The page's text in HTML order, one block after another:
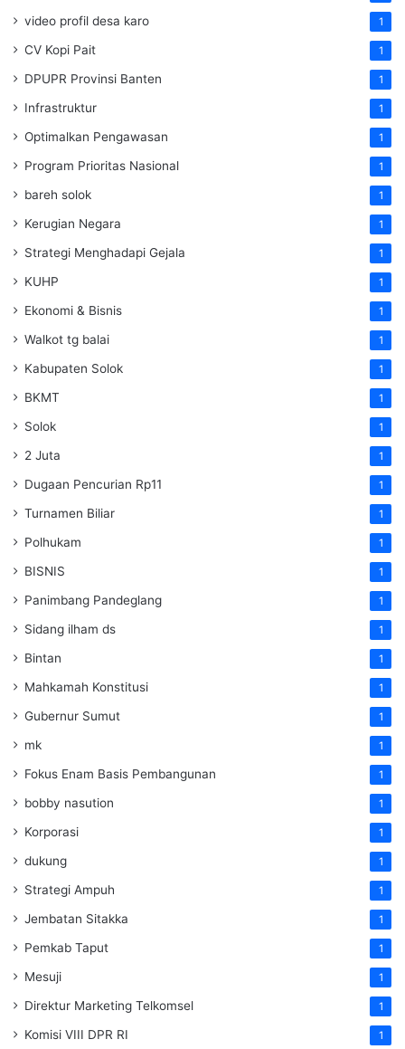
video profil desa karo 1
CV Kopi Pait 1
DPUPR Provinsi Banten 1
Infrastruktur 1
Optimalkan Pengawasan 1
Program Prioritas Nasional 1
bareh solok 1
Kerugian Negara 1
Strategi Menghadapi Gejala 1
KUHP 1
Ekonomi & Bisnis 1
Walkot tg balai 1
Kabupaten Solok 1
BKMT 1
Solok 1
2 Juta 1
Dugaan Pencurian Rp11 1
Turnamen Biliar 1
Polhukam 1
BISNIS 1
Panimbang Pandeglang 1
Sidang ilham ds 1
Bintan 1
Mahkamah Konstitusi 1
Gubernur Sumut 1
mk 1
Fokus Enam Basis Pembangunan 1
bobby nasution 1
Korporasi 1
dukung 1
Strategi Ampuh 1
Jembatan Sitakka 1
Pemkab Taput 1
Mesuji 1
Direktur Marketing Telkomsel 1
Komisi VIII DPR RI 1